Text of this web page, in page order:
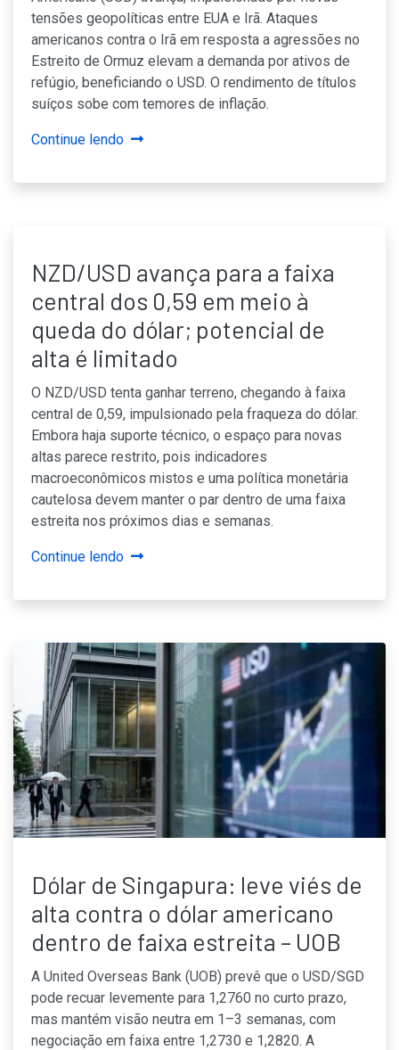
tensões geopolíticas entre EUA e Irã. Ataques
americanos contra o Irã em resposta a agressões no
Estreito de Ormuz elevam a demanda por ativos de
refúgio, beneficiando o USD. O rendimento de títulos
suíços sobe com temores de inflação.
Continue lendo
NZD/USD avança para a faixa
central dos 0,59 em meio à
queda do dólar; potencial de
alta é limitado
O NZD/USD tenta ganhar terreno, chegando à faixa
central de 0,59, impulsionado pela fraqueza do dólar.
Embora haja suporte técnico, o espaço para novas
altas parece restrito, pois indicadores
macroeconômicos mistos e uma política monetária
cautelosa devem manter o par dentro de uma faixa
estreita nos próximos dias e semanas.
Continue lendo
Dólar de Singapura: leve viés de
alta contra o dólar americano
dentro de faixa estreita – UOB
A United Overseas Bank (UOB) prevê que o USD/SGD
pode recuar levemente para 1,2760 no curto prazo,
mas mantém visão neutra em 1–3 semanas, com
negociação em faixa entre 1,2730 e 1,2820. A